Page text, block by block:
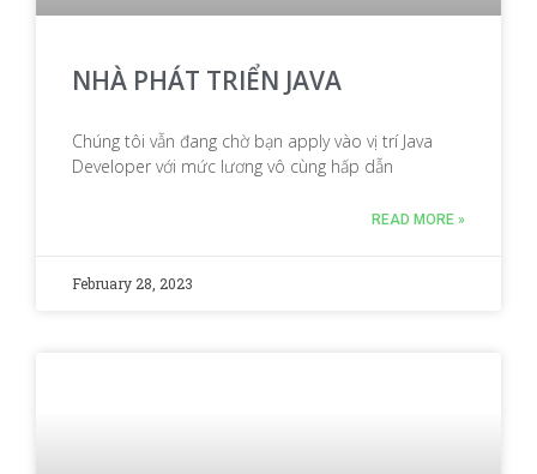
NHÀ PHÁT TRIỂN JAVA
Chúng tôi vẫn đang chờ bạn apply vào vị trí Java
Developer với mức lương vô cùng hấp dẫn
READ MORE »
February 28, 2023